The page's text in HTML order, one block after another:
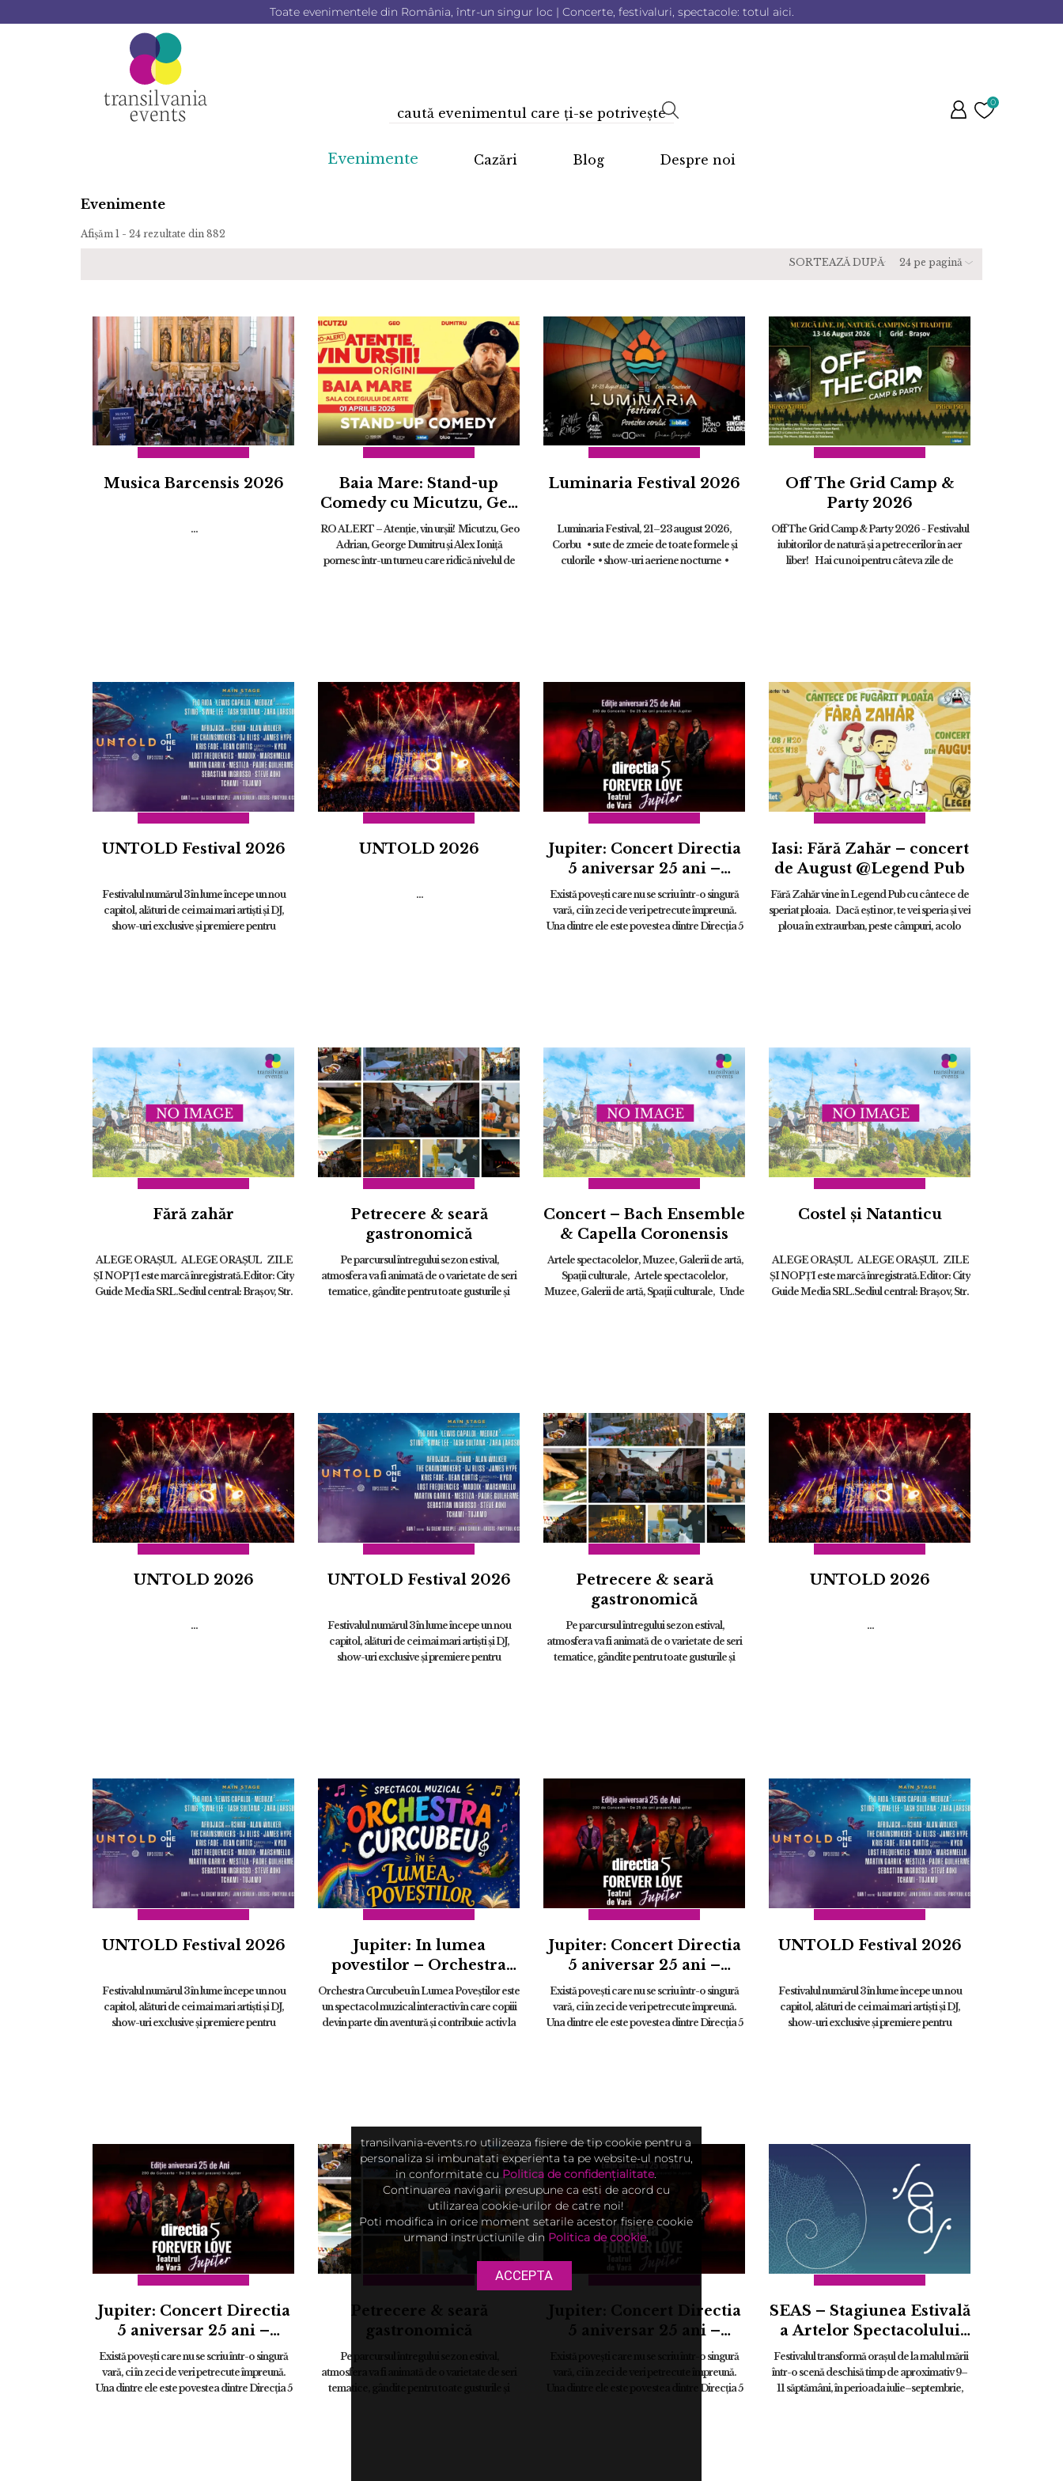
Toate evenimentele din România, într-un singur loc | Concerte, festivaluri, spectacole: totul aici.
0
Evenimente Cazări Blog Despre noi
Evenimente
Afișăm 1 - 24 rezultate din 882
Musica Barcensis 2026
...
Baia Mare: Stand-up
Comedy cu Micutzu, Geo
Adrian, George Dumitru
si Alex Ionita - RO
ALERT - “Atentie, vin
RO ALERT – Atenție, vin urșii! Micutzu, Geo
Adrian, George Dumitru și Alex Ioniță
pornesc într-un turneu care ridică nivelul de
Luminaria Festival 2026
Luminaria Festival, 21–23 august 2026,
Corbu • sute de zmeie de toate formele și
culorile • show-uri aeriene nocturne •
Off The Grid Camp &
Party 2026
Off The Grid Camp & Party 2026 - Festivalul
iubitorilor de natură și a petrecerilor în aer
liber! Hai cu noi pentru câteva zile de
UNTOLD Festival 2026
Festivalul numărul 3 în lume începe un nou
capitol, alături de cei mai mari artiști și DJ,
show-uri exclusive și premiere pentru
UNTOLD 2026
...
Jupiter: Concert Directia
5 aniversar 25 ani –
“FOREVER LOVE
JUPITER” | 20 august
Există povești care nu se scriu într-o singură
vară, ci în zeci de veri petrecute împreună.
Una dintre ele este povestea dintre Direcția 5
Iasi: Fără Zahăr – concert
de August @Legend Pub
Fără Zahăr vine în Legend Pub cu cântece de
speriat ploaia. Dacă eşti nor, te vei speria şi vei
ploua în extraurban, peste câmpuri, acolo
Fără zahăr
ALEGE ORAȘUL ALEGE ORAȘUL ZILE
ȘI NOPȚI este marcă înregistrată.Editor: City
Guide Media SRL.Sediul central: Brașov, Str.
Petrecere & seară
gastronomică
Pe parcursul întregului sezon estival,
atmosfera va fi animată de o varietate de seri
tematice, gândite pentru toate gusturile și
Concert – Bach Ensemble
& Capella Coronensis
Artele spectacolelor, Muzee, Galerii de artă,
Spații culturale, Artele spectacolelor,
Muzee, Galerii de artă, Spații culturale, Unde
Costel și Natanticu
ALEGE ORAȘUL ALEGE ORAȘUL ZILE
ȘI NOPȚI este marcă înregistrată.Editor: City
Guide Media SRL.Sediul central: Brașov, Str.
UNTOLD 2026
...
UNTOLD Festival 2026
Festivalul numărul 3 în lume începe un nou
capitol, alături de cei mai mari artiști și DJ,
show-uri exclusive și premiere pentru
Petrecere & seară
gastronomică
Pe parcursul întregului sezon estival,
atmosfera va fi animată de o varietate de seri
tematice, gândite pentru toate gusturile și
UNTOLD 2026
...
UNTOLD Festival 2026
Festivalul numărul 3 în lume începe un nou
capitol, alături de cei mai mari artiști și DJ,
show-uri exclusive și premiere pentru
Jupiter: In lumea
povestilor – Orchestra
Curcubeu | 21 august
Orchestra Curcubeu în Lumea Poveștilor este
un spectacol muzical interactiv în care copiii
devin parte din aventură și contribuie activ la
Jupiter: Concert Directia
5 aniversar 25 ani –
“FOREVER LOVE
JUPITER” | 13 august
Există povești care nu se scriu într-o singură
vară, ci în zeci de veri petrecute împreună.
Una dintre ele este povestea dintre Direcția 5
UNTOLD Festival 2026
Festivalul numărul 3 în lume începe un nou
capitol, alături de cei mai mari artiști și DJ,
show-uri exclusive și premiere pentru
Jupiter: Concert Directia
5 aniversar 25 ani –
“FOREVER LOVE
JUPITER” | 27 august
Există povești care nu se scriu într-o singură
vară, ci în zeci de veri petrecute împreună.
Una dintre ele este povestea dintre Direcția 5
Petrecere & seară
gastronomică
Pe parcursul întregului sezon estival,
atmosfera va fi animată de o varietate de seri
tematice, gândite pentru toate gusturile și
Jupiter: Concert Directia
5 aniversar 25 ani –
“FOREVER LOVE
JUPITER” | 6 august
Există povești care nu se scriu într-o singură
vară, ci în zeci de veri petrecute împreună.
Una dintre ele este povestea dintre Direcția 5
SEAS – Stagiunea Estivală
a Artelor Spectacolului
2026
Festivalul transformă orașul de la malul mării
într-o scenă deschisă timp de aproximativ 9–
11 săptămâni, în perioada iulie–septembrie,
transilvania-events.ro utilizeaza fisiere de tip cookie pentru a
personaliza si imbunatati experienta ta pe website-ul nostru,
in conformitate cu Politica de confidențialitate.
Continuarea navigarii presupune ca esti de acord cu
utilizarea cookie-urilor de catre noi!
Poti modifica in orice moment setarile acestor fisiere cookie
urmand instructiunile din Politica de cookie.
ACCEPTA